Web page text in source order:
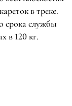
в треке.
срока службы
в 120 кг.